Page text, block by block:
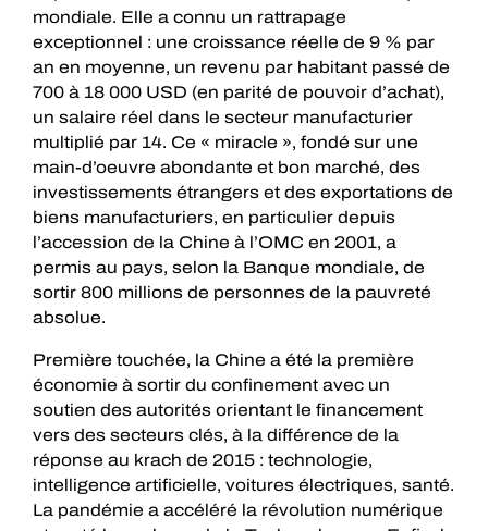
mondiale. Elle a connu un rattrapage
exceptionnel : une croissance réelle de 9 % par
an en moyenne, un revenu par habitant passé de
700 à 18 000 USD (en parité de pouvoir d’achat),
un salaire réel dans le secteur manufacturier
multiplié par 14. Ce « miracle », fondé sur une
main-d’oeuvre abondante et bon marché, des
investissements étrangers et des exportations de
biens manufacturiers, en particulier depuis
l’accession de la Chine à l’OMC en 2001, a
permis au pays, selon la Banque mondiale, de
sortir 800 millions de personnes de la pauvreté
absolue.
Première touchée, la Chine a été la première
économie à sortir du confinement avec un
soutien des autorités orientant le financement
vers des secteurs clés, à la différence de la
réponse au krach de 2015 : technologie,
intelligence artificielle, voitures électriques, santé.
La pandémie a accéléré la révolution numérique